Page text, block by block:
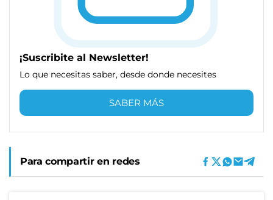
¡Suscribite al Newsletter!
Lo que necesitas saber, desde donde necesites
SABER MÁS
Para compartir en redes